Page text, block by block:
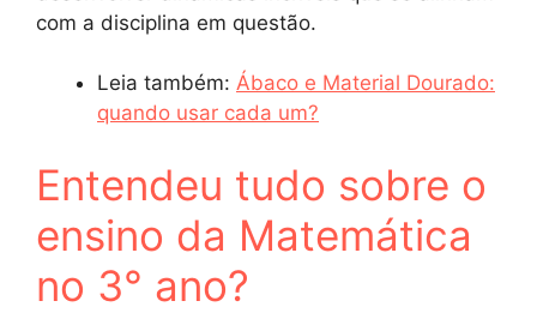
com a disciplina em questão.
Leia também: Ábaco e Material Dourado:
quando usar cada um?
Entendeu tudo sobre o
ensino da Matemática
no 3° ano?